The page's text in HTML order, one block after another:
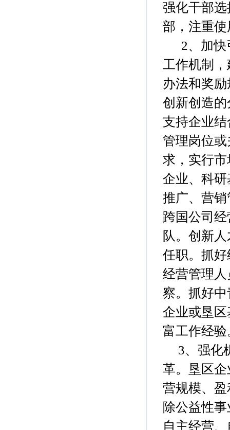
强化干部
部，注重
2、加快
工作机制
办法和奖
创新创造
支持企业
管理岗位
求，实行
企业、科
推广、营
跨国公司
队。创新
任职。抓
经营管理
察。抓好
企业或垦
富工作经
3、强化
革。垦区
营规模、
除公益性
自主经营